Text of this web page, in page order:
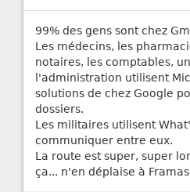
99% des gens sont chez
Les médecins, les
notaires, les comptables,
l'administration utilisent
solutions de chez Google
dossiers.
Les militaires utilisent
communiquer entre eux.
La route est super, super
ça... n'en déplaise à